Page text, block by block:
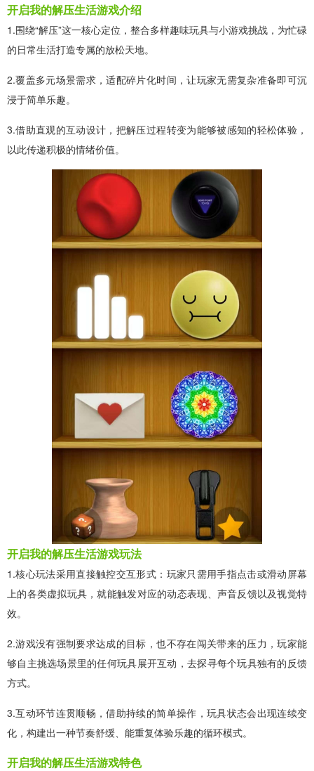
开启我的解压生活游戏介绍
1.围绕“解压”这一核心定位，整合多样趣味玩具与小游戏挑战，为忙碌
的日常生活打造专属的放松天地。
2.覆盖多元场景需求，适配碎片化时间，让玩家无需复杂准备即可沉
浸于简单乐趣。
3.借助直观的互动设计，把解压过程转变为能够被感知的轻松体验，
以此传递积极的情绪价值。
开启我的解压生活游戏玩法
1.核心玩法采用直接触控交互形式：玩家只需用手指点击或滑动屏幕
上的各类虚拟玩具，就能触发对应的动态表现、声音反馈以及视觉特
效。
2.游戏没有强制要求达成的目标，也不存在闯关带来的压力，玩家能
够自主挑选场景里的任何玩具展开互动，去探寻每个玩具独有的反馈
方式。
3.互动环节连贯顺畅，借助持续的简单操作，玩具状态会出现连续变
化，构建出一种节奏舒缓、能重复体验乐趣的循环模式。
开启我的解压生活游戏特色